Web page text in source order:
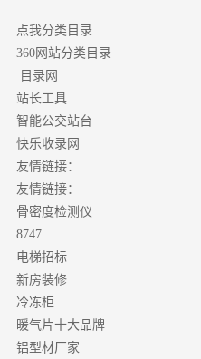
点我分类目录
360网站分类目录
目录网
站长工具
智能公交站台
快乐收录网
友情链接：
友情链接：
骨密度检测仪
8747
电梯招标
新房装修
冷冻柜
暖气片十大品牌
铝型材厂家